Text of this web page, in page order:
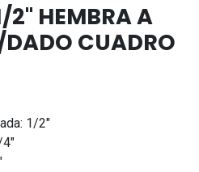
2" HEMBRA A
CUADRO
1/2"
4"